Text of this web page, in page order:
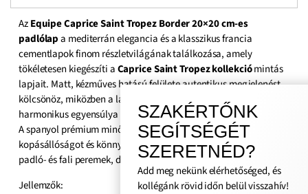
AzEquipe Caprice Saint Tropez Border 20×20 cm-es
padlólapa mediterrán elegancia és a klasszikus francia
cementlapok finom részletvilágának találkozása, amely
tökéletesen kiegészíti aCaprice Saint Tropez kollekciómintás
lapjait. Matt, kézműves hatású felülete autentikus megjelenést
kölcsönöz, miközben a lágy kék, szürke és törtfehér tónusok
harmonikus egyensúlya elegáns, mégis friss atmoszférát teremt.
A spanyol prémium minőségű gres anyagkivételes tartósságot,
kopásállóságot és könnyű tisztíthatóságot biztosít, így ideális
padló- és fali peremek, dekoratív keretek kialakításához.
Jellemzők:
SZAKÉRTŐNK
SEGÍTSÉGÉT
SZERETNÉD?
Add meg nekünk elérhetőséged, és
kollégánk rövid időn belül visszahív!